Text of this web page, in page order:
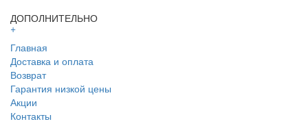
ДОПОЛНИТЕЛЬНО
+
Главная
Доставка и оплата
Возврат
Гарантия низкой цены
Акции
Контакты